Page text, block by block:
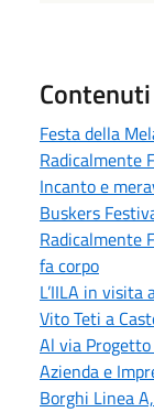
Festa della
Radicalmente
Incanto e
Buskers
Radicalmente
fa corpo
L’IILA in visita
Vito Teti a
Al via
Azienda e
Borghi Linea